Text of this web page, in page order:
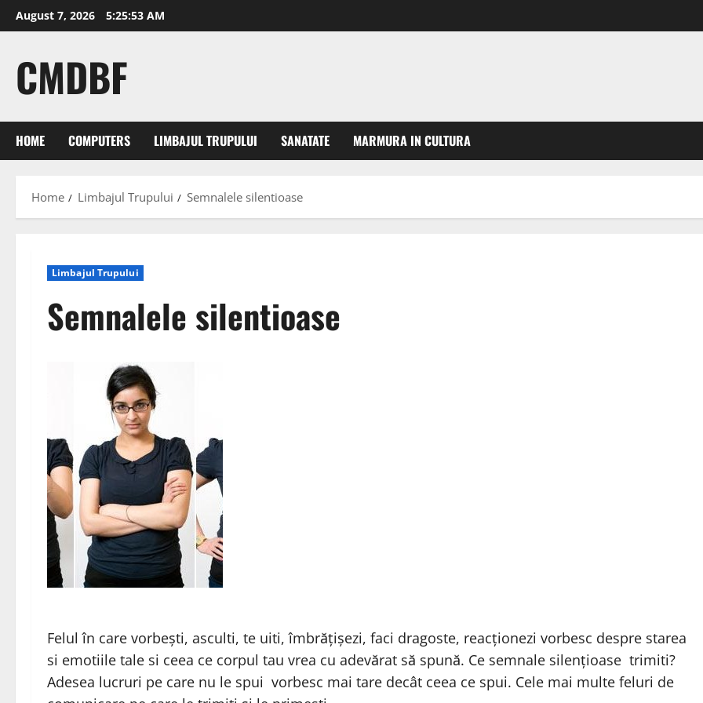
Skip
to
August 7, 2026 5:25:54 AM
CMDBF
HOME COMPUTERS LIMBAJUL TRUPULUI SANATATE MARMURA IN CULTURA
Home Limbajul Trupului Semnalele silentioase
Limbajul Trupului
Semnalele silentioase
Felul în care vorbești, asculti, te uiti, îmbrățișezi, faci dragoste, reacționezi vorbesc despre starea
si emotiile tale si ceea ce corpul tau vrea cu adevărat să spună. Ce semnale silențioase trimiti?
Adesea lucruri pe care nu le spui vorbesc mai tare decât ceea ce spui. Cele mai multe feluri de